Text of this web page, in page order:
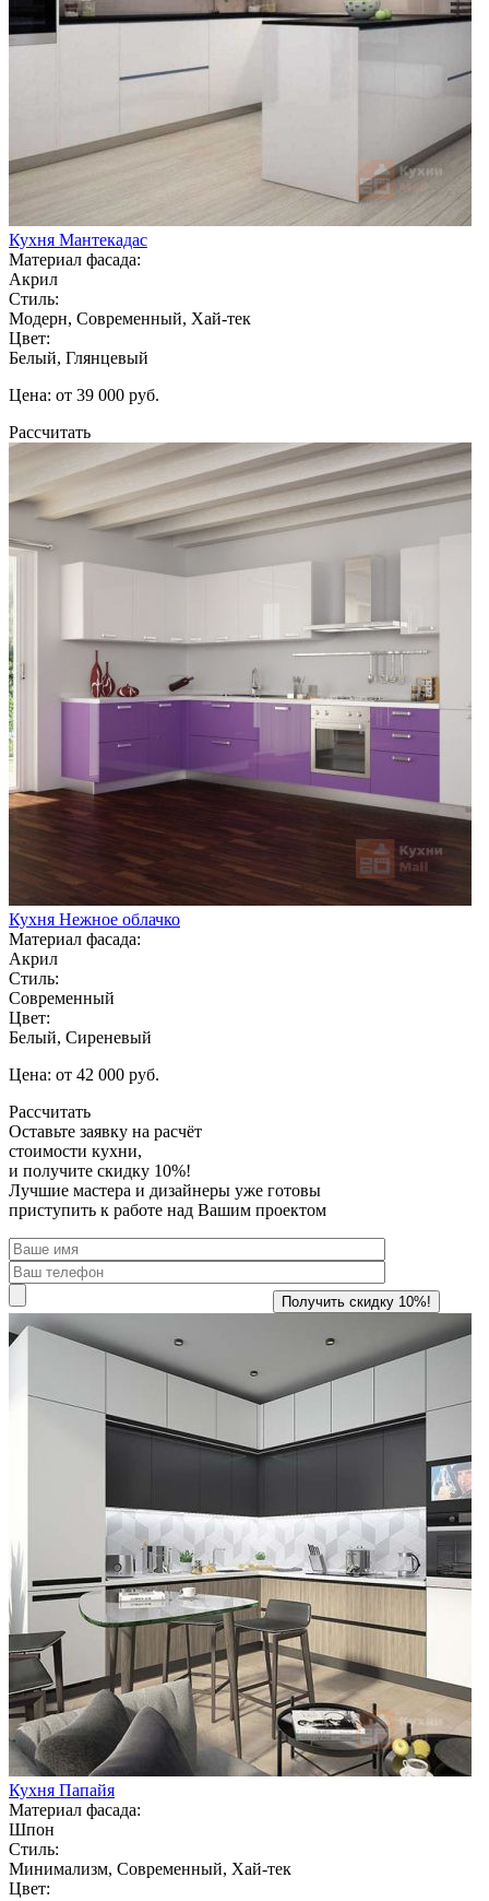
Кухня Мантекадас
Материал фасада:
Акрил
Стиль:
Модерн, Современный, Хай-тек
Цвет:
Белый, Глянцевый
Цена: от 39 000 руб.
Рассчитать
Кухня Нежное облачко
Материал фасада:
Акрил
Стиль:
Современный
Цвет:
Белый, Сиреневый
Цена: от 42 000 руб.
Рассчитать
Оставьте заявку на расчёт
стоимости кухни,
и получите скидку 10%!
Лучшие мастера и дизайнеры уже готовы
приступить к работе над Вашим проектом
Кухня Папайя
Материал фасада:
Шпон
Стиль:
Минимализм, Современный, Хай-тек
Цвет: